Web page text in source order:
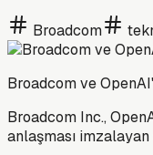
Broadcom
Broadcom ve
Broadcom Inc.,
anlaşması